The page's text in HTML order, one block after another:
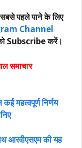
पहले पाने के लिए
Channel
Subscribe करें।
समाचार
महत्वपूर्ण निर्णय
आरवीएसएम की यह